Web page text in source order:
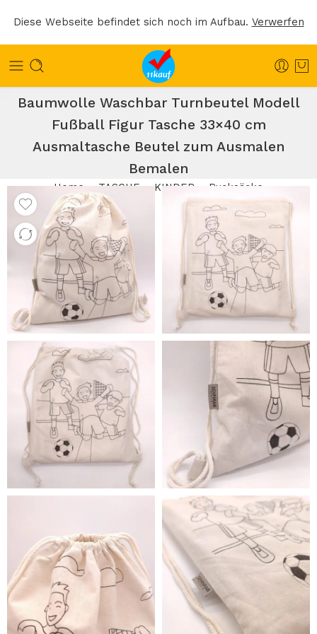
Diese Webseite befindet sich noch im Aufbau. Verwerfen
Kinder Rucksack zum Ausmalen 100%
Baumwolle Waschbar Turnbeutel Modell
Fußball Figur Tasche 33×40 cm
Ausmaltasche Beutel zum Ausmalen
Bemalen
Home TASCHE KINDER Rucksäcke